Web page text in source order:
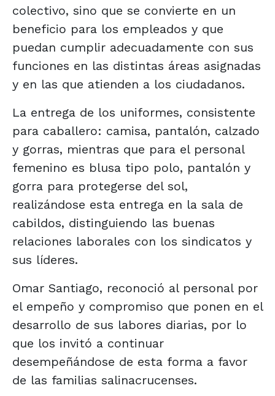
colectivo, sino que se convierte en un
beneficio para los empleados y que
puedan cumplir adecuadamente con sus
funciones en las distintas áreas asignadas
y en las que atienden a los ciudadanos.
La entrega de los uniformes, consistente
para caballero: camisa, pantalón, calzado
y gorras, mientras que para el personal
femenino es blusa tipo polo, pantalón y
gorra para protegerse del sol,
realizándose esta entrega en la sala de
cabildos, distinguiendo las buenas
relaciones laborales con los sindicatos y
sus líderes.
Omar Santiago, reconoció al personal por
el empeño y compromiso que ponen en el
desarrollo de sus labores diarias, por lo
que los invitó a continuar
desempeñándose de esta forma a favor
de las familias salinacrucenses.